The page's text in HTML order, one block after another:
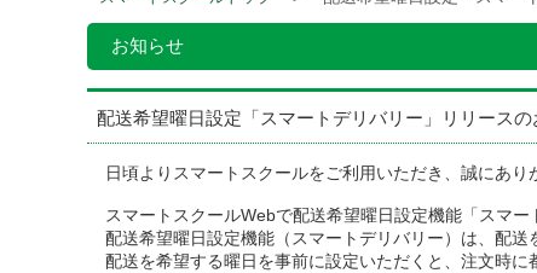
お知らせ
配送希望曜日設定「スマートデリバリー」リリースの
日頃よりスマートスクールをご利用いただき、誠にあり
スマートスクールWebで配送希望曜日設定機能「スマー
配送希望曜日設定機能（スマートデリバリー）は、配送
配送を希望する曜日を事前に設定いただくと、注文時に